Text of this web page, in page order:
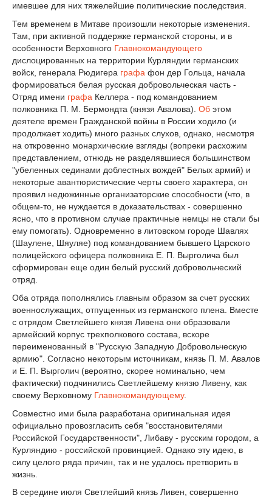
имевшее для них тяжелейшие политические последствия.
Тем временем в Митаве произошли некоторые изменения.
Там, при активной поддержке германской стороны, и в
особенности Верховного Главнокомандующего
дислоцированных на территории Курляндии германских
войск, генерала Рюдигера графа фон дер Гольца, начала
формироваться белая русская добровольческая часть -
Отряд имени графа Келлера - под командованием
полковника П. М. Бермондта (князя Авалова). Об этом
деятеле времен Гражданской войны в России ходило (и
продолжает ходить) много разных слухов, однако, несмотря
на откровенно монархические взгляды (вопреки расхожим
представлением, отнюдь не разделявшиеся большинством
"убеленных сединами доблестных вождей" Белых армий) и
некоторые авантюристические черты своего характера, он
проявил недюжинные организаторские способности (что, в
общем-то, не нуждается в доказательствах - совершенно
ясно, что в противном случае практичные немцы не стали бы
ему помогать). Одновременно в литовском городе Шавлях
(Шаулене, Шяуляе) под командованием бывшего Царского
полицейского офицера полковника Е. П. Вырголича был
сформирован еще один белый русский добровольческий
отряд.
Оба отряда пополнялись главным образом за счет русских
военнослужащих, отпущенных из германского плена. Вместе
с отрядом Светлейшего князя Ливена они образовали
армейский корпус трехполкового состава, вскоре
переименованный в "Русскую Западную Добровольческую
армию". Согласно некоторым источникам, князь П. М. Авалов
и Е. П. Вырголич (вероятно, скорее номинально, чем
фактически) подчинились Светлейшему князю Ливену, как
своему Верховному Главнокомандующему.
Совместно ими была разработана оригинальная идея
официально провозгласить себя "восстановителями
Российской Государственности", Либаву - русским городом, а
Курляндию - российской провинцией. Однако эту идею, в
силу целого ряда причин, так и не удалось претворить в
жизнь.
В середине июля Светлейший князь Ливен, совершенно